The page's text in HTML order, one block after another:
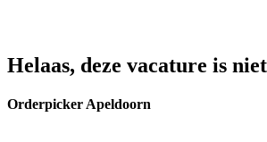
Helaas, deze vacature is
Orderpicker Apeldoorn